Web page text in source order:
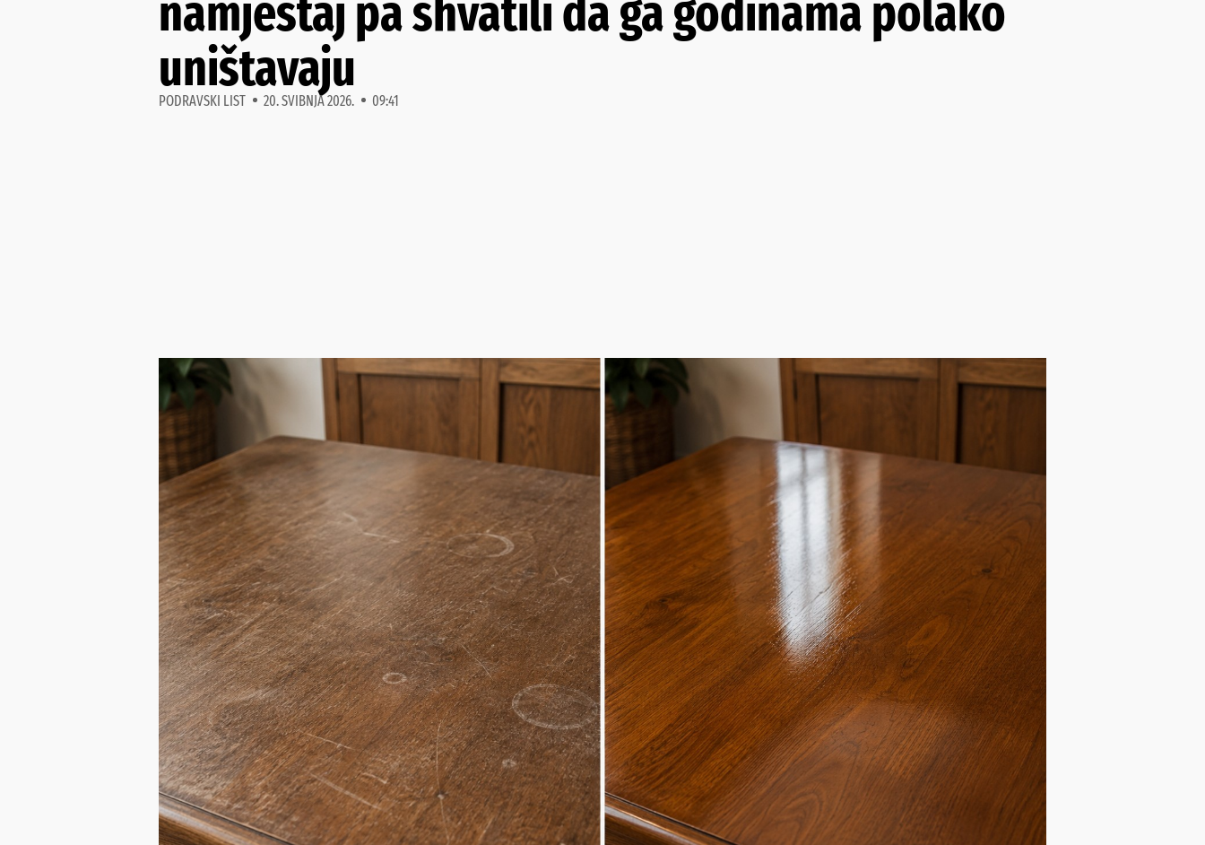
namještaj pa shvatili da ga godinama polako
uništavaju
PODRAVSKI LIST 20. SVIBNJA 2026. 09:41